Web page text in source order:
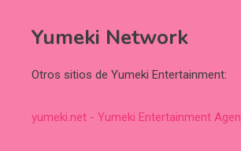
Yumeki Network
Otros sitios de Yumeki Entertainment:
yumeki.net - Yumeki Entertainment